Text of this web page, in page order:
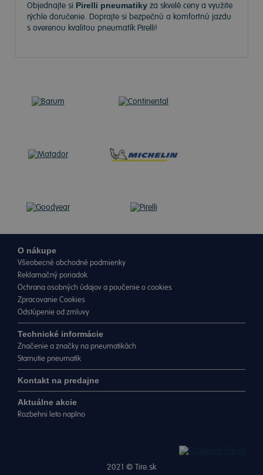
Objednajte si Pirelli pneumatiky za skvelé ceny a využite
rýchle doručenie. Doprajte si bezpečnú a komfortnú jazdu
s overenou kvalitou pneumatík Pirelli!
O nákupe
Všeobecné obchodné podmienky
Reklamačný poriadok
Ochrana osobných údajov a poučenie o cookies
Zpracovanie Cookies
Odstúpenie od zmluvy
Technické informácie
Značenie a značky na pneumatikách
Starnutie pneumatík
Kontakt na predajne
Aktuálne akcie
Rozbehni leto naplno
2021 © Tire.sk